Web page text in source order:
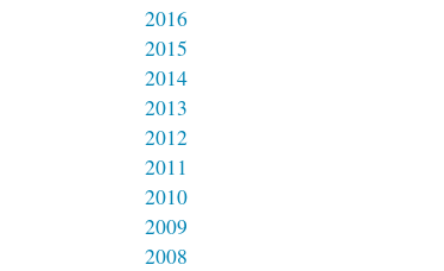
2016
2015
2014
2013
2012
2011
2010
2009
2008